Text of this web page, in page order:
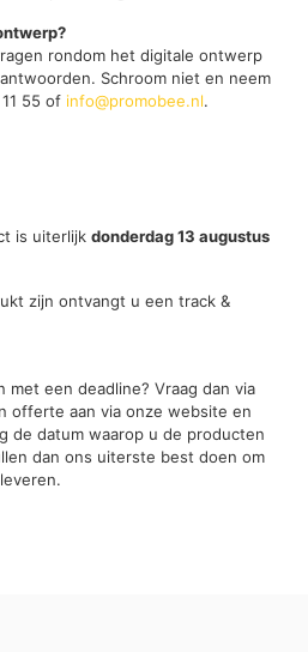
rondom het digitale ontwerp
Schroom niet en neem
55 of info@promobee.nl.
is uiterlijk donderdag 13 augustus
zijn ontvangt u een track &
met een deadline? Vraag dan via
offerte aan via onze website en
de datum waarop u de producten
dan ons uiterste best doen om